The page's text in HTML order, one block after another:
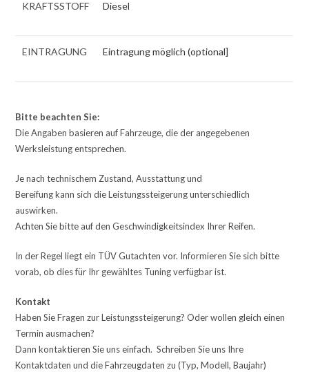
KRAFTSSTOFF Diesel
EINTRAGUNG Eintragung möglich (optional]
Bitte beachten Sie:
Die Angaben basieren auf Fahrzeuge, die der angegebenen
Werksleistung entsprechen.
Je nach technischem Zustand, Ausstattung und
Bereifung kann sich die Leistungssteigerung unterschiedlich
auswirken.
Achten Sie bitte auf den Geschwindigkeitsindex Ihrer Reifen.
In der Regel liegt ein TÜV Gutachten vor. Informieren Sie sich bitte
vorab, ob dies für Ihr gewähltes Tuning verfügbar ist.
Kontakt
Haben Sie Fragen zur Leistungssteigerung? Oder wollen gleich einen
Termin ausmachen?
Dann kontaktieren Sie uns einfach. Schreiben Sie uns Ihre
Kontaktdaten und die Fahrzeugdaten zu (Typ, Modell, Baujahr)